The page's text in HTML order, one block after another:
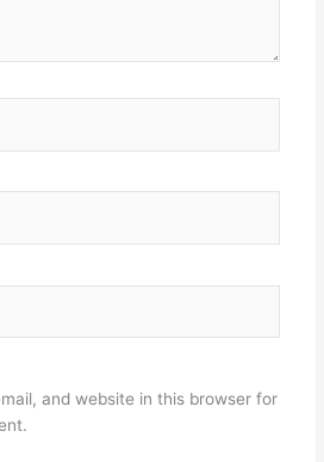
and website in this browser for